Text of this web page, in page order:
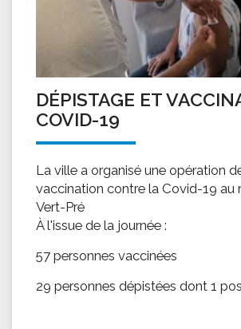
DÉPISTAGE ET
COVID-19
La ville a organisé une opération
vaccination contre la Covid-19 au
Vert-Pré
À l'issue de la journée :
57 personnes vaccinées
29 personnes dépistées dont 1